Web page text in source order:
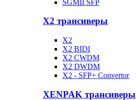
SGMII SFP
X2 трансиверы
X2
X2 BIDI
X2 CWDM
X2 DWDM
X2 - SFP+ Convertor
XENPAK трансиверы